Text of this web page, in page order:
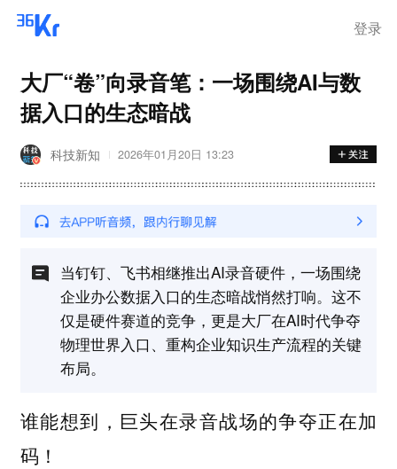
登录
大厂“卷”向录音笔：一场围绕AI与数
据入口的生态暗战
科技新知 2026年01月20日 13:23
当钉钉、飞书相继推出AI录音硬件，一场围绕
企业办公数据入口的生态暗战悄然打响。这不
仅是硬件赛道的竞争，更是大厂在AI时代争夺
物理世界入口、重构企业知识生产流程的关键
布局。
谁能想到，巨头在录音战场的争夺正在加
码！